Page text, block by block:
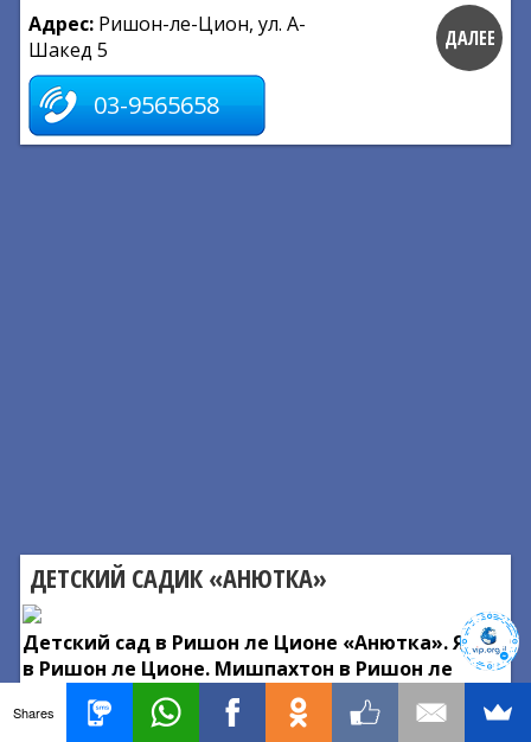
Адрес: Ришон-ле-Цион, ул. А-
Шакед 5
03-9565658
ДАЛЕЕ
ДЕТСКИЙ САДИК «АНЮТКА»
Детский сад в Ришон ле Ционе «Анютка». Ясли
в Ришон ле Ционе. Мишпахтон в Ришон ле
Ционе.
- От 3 месяцев до 3 лет
Shares